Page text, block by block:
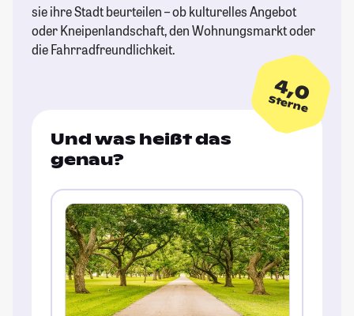
sie ihre Stadt beurteilen – ob kulturelles Angebot
oder Kneipenlandschaft, den Wohnungsmarkt oder
die Fahrradfreundlichkeit.
4,0
Sterne
Und was heißt das
genau?